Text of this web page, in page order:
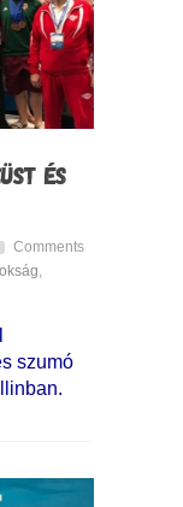
ÉS
Comments
szumó